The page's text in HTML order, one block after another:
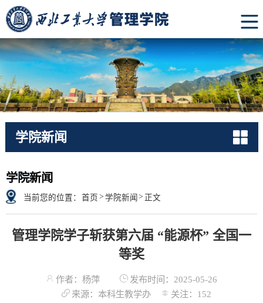
学院新闻
学院新闻
NEWS
当前您的位置： 首页 > 学院新闻 > 正文
管理学院学子斩获第六届 “能源杯” 全国一
等奖
作者：杨萍
发布时间：2025-05-26
来源：本科生教学办
关注： 152